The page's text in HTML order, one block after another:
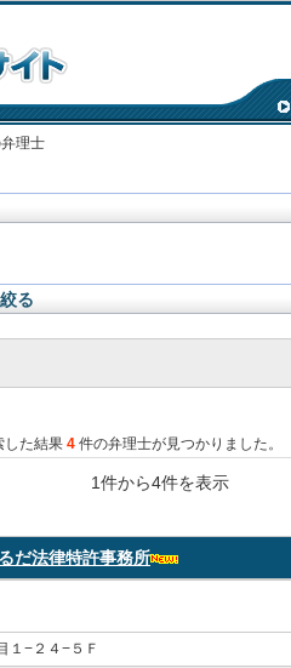
理士
る
した結果 4 件の弁理士が見つかりました。
1件から4件を表示
だ法律特許事務所
１−２４−５Ｆ